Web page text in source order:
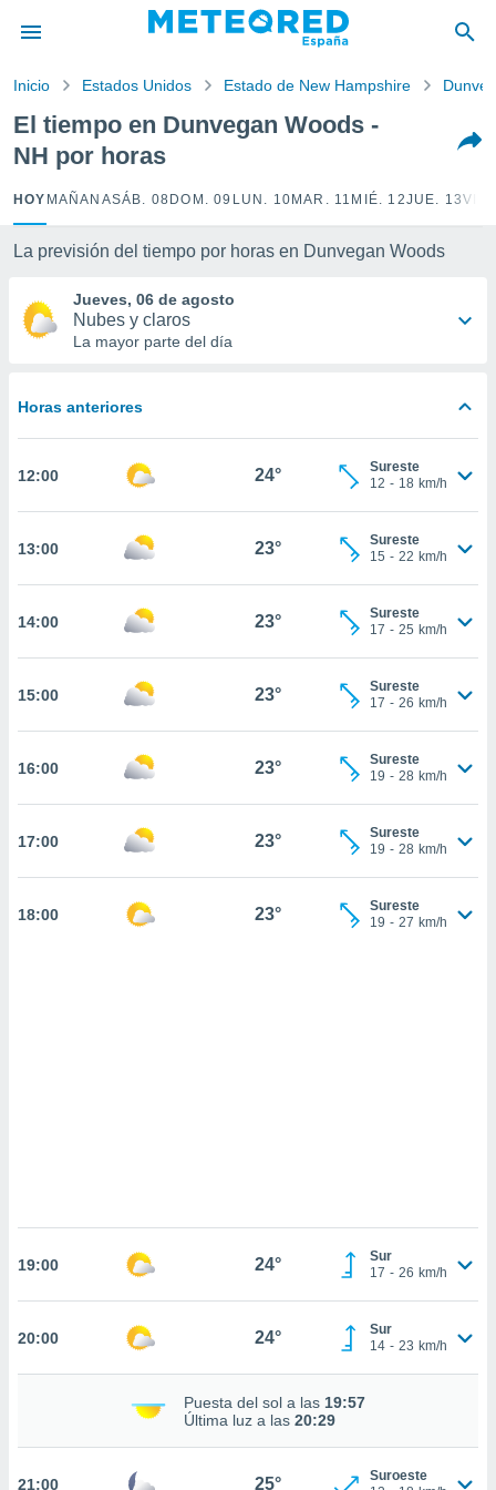
por
para
la
calidad.
a este
las
y
forma
basada
permite
coste.
botón
a la
todas
ya sean
nos
en
perfil
y
En
CONTINUAR
Inicio Estados Unidos Estado de New Hampshire
El tiempo en Dunvegan Woods -
NH por horas
HOY MAÑANASÁB. 08 DOM. 09 LUN. 10 MAR. 11 MIÉ. 12JUE. 13VIE.
La previsión del tiempo por horas en Dunvegan Woods
Jueves, 06 de agosto
Nubes y claros
La mayor parte del día
Horas anteriores
12:00 24°
Sureste
12 - 18 km/h
13:00 23°
Sureste
15 - 22 km/h
14:00 23°
Sureste
17 - 25 km/h
15:00 23°
Sureste
17 - 26 km/h
16:00 23°
Sureste
19 - 28 km/h
17:00 23°
Sureste
19 - 28 km/h
18:00 23°
Sureste
19 - 27 km/h
19:00 24°
Sur
17 - 26 km/h
20:00 24°
Sur
14 - 23 km/h
Puesta del sol a las 19:57
Última luz a las 20:29
21:00 25°
Suroeste